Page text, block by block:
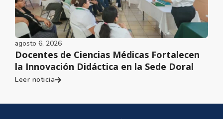
agosto 6, 2026
Docentes de Ciencias Médicas Fortalecen
la Innovación Didáctica en la Sede Doral
Leer noticia